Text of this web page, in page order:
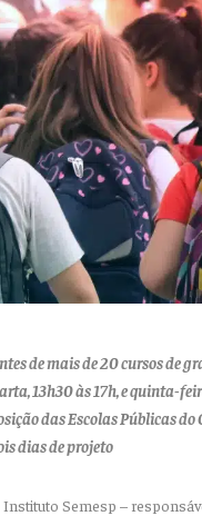
de mais de 20 cursos de
13h30 às 17h, e quinta-
das Escolas Públicas do
dias de projeto
Semesp –